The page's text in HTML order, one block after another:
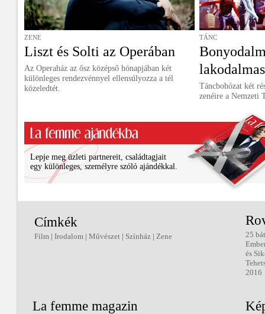
ZENE
Liszt és Solti az Operában
Az Operaház az ősz középső hónapjában két
különleges rendezvénnyel ellensúlyozza a tél
közeledtét.
TÁNC
lakodalmas
Táncbohózat két
zenéire a Nemzeti
Lepje meg üzleti partnereit, családtagjait
egy különleges, személyre szóló ajándékkal.
Címkék
Film | Irodalom | Művészet | Színház | Zene
25
és
2016
La femme magazin